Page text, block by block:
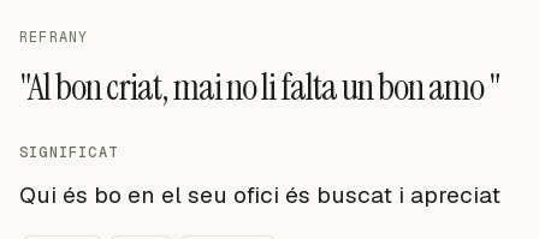
REFRANY
"Al bon criat, mai no li falta un bon amo "
SIGNIFICAT
Qui és bo en el seu ofici és buscat i apreciat